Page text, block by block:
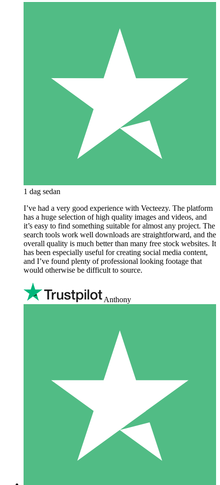
1 dag sedan
I’ve had a very good experience with Vecteezy. The platform
has a huge selection of high quality images and videos, and
it’s easy to find something suitable for almost any project. The
search tools work well downloads are straightforward, and the
overall quality is much better than many free stock websites. It
has been especially useful for creating social media content,
and I’ve found plenty of professional looking footage that
would otherwise be difficult to source.
Anthony